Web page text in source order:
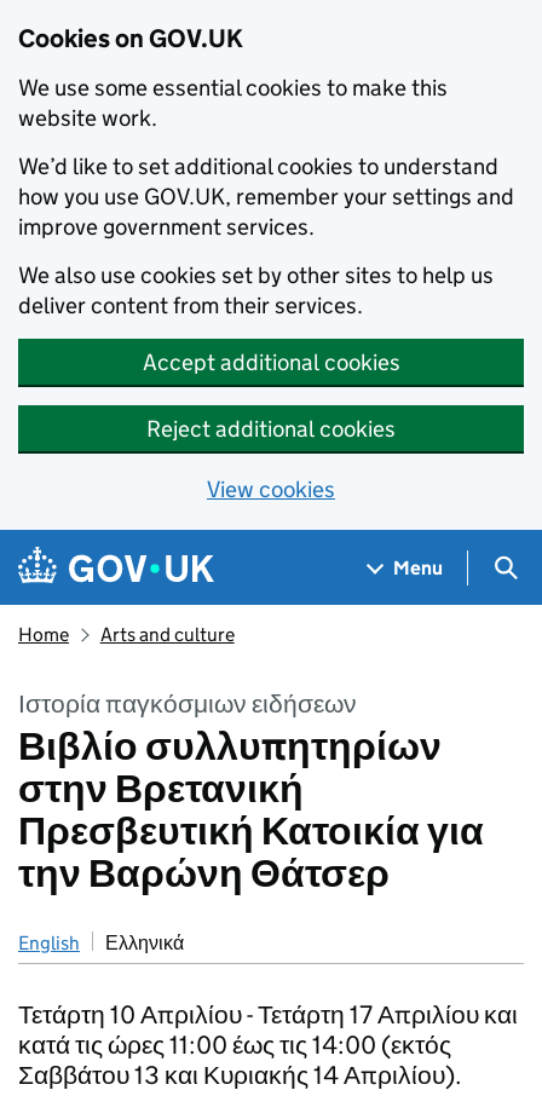
Cookies on GOV.UK
We use some essential cookies to make this
website work.
We’d like to set additional cookies to understand
how you use GOV.UK, remember your settings and
improve government services.
We also use cookies set by other sites to help us
deliver content from their services.
Accept additional cookies
Reject additional cookies
View cookies
Skip to main content
Navigation menu
Menu
Home Arts and culture
Ιστορία παγκόσμιων ειδήσεων
Βιβλίο συλλυπητηρίων
στην Βρετανική
Πρεσβευτική Κατοικία για
την Βαρώνη Θάτσερ
English Ελληνικά
Τετάρτη 10 Απριλίου - Τετάρτη 17 Απριλίου και
κατά τις ώρες 11:00 έως τις 14:00 (εκτός
Σαββάτου 13 και Κυριακής 14 Απριλίου).